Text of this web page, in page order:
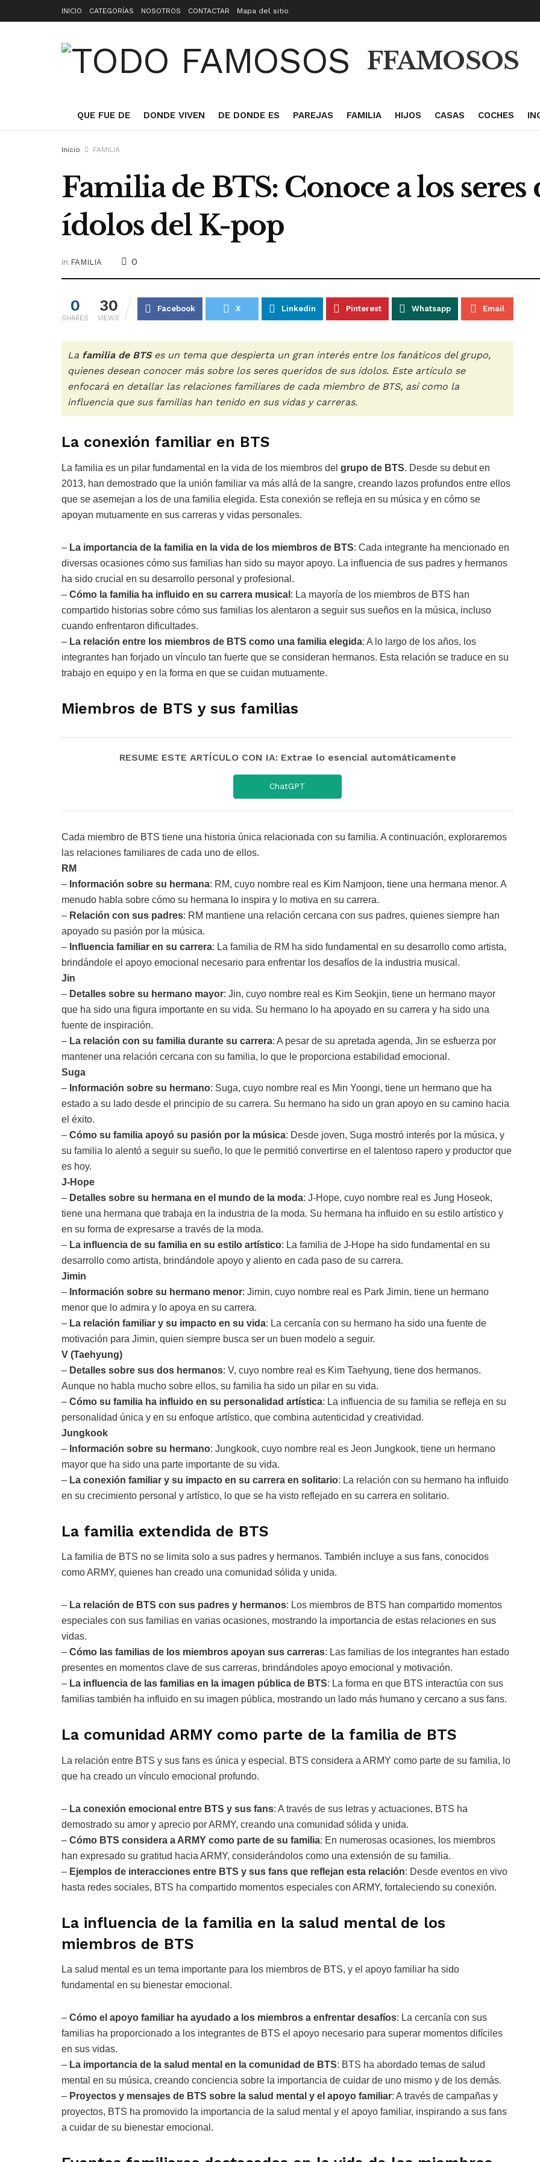
INICIO CATEGORÍAS NOSOTROS CONTACTAR Mapa del sitio
FFAMOSOS
QUE FUE DE DONDE VIVEN DE DONDE ES PAREJAS FAMILIA HIJOS CASAS COCHES
Inicio FAMILIA
Familia de BTS: Conoce a los
ídolos del K-pop
in FAMILIA 0
0
SHARES
30
VIEWS
Facebook X Linkedin Pinterest Whatsapp Email
La familia de BTSes un tema que despierta un gran interés entre los fanáticos del grupo,
quienes desean conocer más sobre los seres queridos de sus ídolos. Este artículo se
enfocará en detallar las relaciones familiares de cada miembro de BTS, así como la
influencia que sus familias han tenido en sus vidas y carreras.
La conexión familiar en BTS
La familia es un pilar fundamental en la vida de los miembros del grupo de BTS. Desde su debut en
2013, han demostrado que la unión familiar va más allá de la sangre, creando lazos profundos entre ellos
que se asemejan a los de una familia elegida. Esta conexión se refleja en su música y en cómo se
apoyan mutuamente en sus carreras y vidas personales.
– La importancia de la familia en la vida de los miembros de BTS: Cada integrante ha mencionado en
diversas ocasiones cómo sus familias han sido su mayor apoyo. La influencia de sus padres y hermanos
ha sido crucial en su desarrollo personal y profesional.
– Cómo la familia ha influido en su carrera musical : La mayoría de los miembros de BTS han
compartido historias sobre cómo sus familias los alentaron a seguir sus sueños en la música, incluso
cuando enfrentaron dificultades.
– La relación entre los miembros de BTS como una familia elegida: A lo largo de los años, los
integrantes han forjado un vínculo tan fuerte que se consideran hermanos. Esta relación se traduce en su
trabajo en equipo y en la forma en que se cuidan mutuamente.
Miembros de BTS y sus familias
RESUME ESTE ARTÍCULO CON IA: Extrae lo esencial automáticamente
ChatGPT
Cada miembro de BTS tiene una historia única relacionada con su familia. A continuación, exploraremos
las relaciones familiares de cada uno de ellos.
RM
– Información sobre su hermana: RM, cuyo nombre real es Kim Namjoon, tiene una hermana menor. A
menudo habla sobre cómo su hermana lo inspira y lo motiva en su carrera.
– Relación con sus padres: RM mantiene una relación cercana con sus padres, quienes siempre han
apoyado su pasión por la música.
– Influencia familiar en su carrera: La familia de RM ha sido fundamental en su desarrollo como artista,
brindándole el apoyo emocional necesario para enfrentar los desafíos de la industria musical.
Jin
– Detalles sobre su hermano mayor: Jin, cuyo nombre real es Kim Seokjin, tiene un hermano mayor
que ha sido una figura importante en su vida. Su hermano lo ha apoyado en su carrera y ha sido una
fuente de inspiración.
– La relación con su familia durante su carrera: A pesar de su apretada agenda, Jin se esfuerza por
mantener una relación cercana con su familia, lo que le proporciona estabilidad emocional.
Suga
– Información sobre su hermano: Suga, cuyo nombre real es Min Yoongi, tiene un hermano que ha
estado a su lado desde el principio de su carrera. Su hermano ha sido un gran apoyo en su camino hacia
el éxito.
– Cómo su familia apoyó su pasión por la música: Desde joven, Suga mostró interés por la música, y
su familia lo alentó a seguir su sueño, lo que le permitió convertirse en el talentoso rapero y productor que
es hoy.
J-Hope
– Detalles sobre su hermana en el mundo de la moda: J-Hope, cuyo nombre real es Jung Hoseok,
tiene una hermana que trabaja en la industria de la moda. Su hermana ha influido en su estilo artístico y
en su forma de expresarse a través de la moda.
– La influencia de su familia en su estilo artístico: La familia de J-Hope ha sido fundamental en su
desarrollo como artista, brindándole apoyo y aliento en cada paso de su carrera.
Jimin
– Información sobre su hermano menor: Jimin, cuyo nombre real es Park Jimin, tiene un hermano
menor que lo admira y lo apoya en su carrera.
– La relación familiar y su impacto en su vida: La cercanía con su hermano ha sido una fuente de
motivación para Jimin, quien siempre busca ser un buen modelo a seguir.
V (Taehyung)
– Detalles sobre sus dos hermanos: V, cuyo nombre real es Kim Taehyung, tiene dos hermanos.
Aunque no habla mucho sobre ellos, su familia ha sido un pilar en su vida.
– Cómo su familia ha influido en su personalidad artística: La influencia de su familia se refleja en su
personalidad única y en su enfoque artístico, que combina autenticidad y creatividad.
Jungkook
– Información sobre su hermano: Jungkook, cuyo nombre real es Jeon Jungkook, tiene un hermano
mayor que ha sido una parte importante de su vida.
– La conexión familiar y su impacto en su carrera en solitario: La relación con su hermano ha influido
en su crecimiento personal y artístico, lo que se ha visto reflejado en su carrera en solitario.
La familia extendida de BTS
La familia de BTS no se limita solo a sus padres y hermanos. También incluye a sus fans, conocidos
como ARMY, quienes han creado una comunidad sólida y unida.
– La relación de BTS con sus padres y hermanos: Los miembros de BTS han compartido momentos
especiales con sus familias en varias ocasiones, mostrando la importancia de estas relaciones en sus
vidas.
– Cómo las familias de los miembros apoyan sus carreras: Las familias de los integrantes han estado
presentes en momentos clave de sus carreras, brindándoles apoyo emocional y motivación.
– La influencia de las familias en la imagen pública de BTS: La forma en que BTS interactúa con sus
familias también ha influido en su imagen pública, mostrando un lado más humano y cercano a sus fans.
La comunidad ARMY como parte de la familia de BTS
La relación entre BTS y sus fans es única y especial. BTS considera a ARMY como parte de su familia, lo
que ha creado un vínculo emocional profundo.
– La conexión emocional entre BTS y sus fans: A través de sus letras y actuaciones, BTS ha
demostrado su amor y aprecio por ARMY, creando una comunidad sólida y unida.
– Cómo BTS considera a ARMY como parte de su familia: En numerosas ocasiones, los miembros
han expresado su gratitud hacia ARMY, considerándolos como una extensión de su familia.
– Ejemplos de interacciones entre BTS y sus fans que reflejan esta relación: Desde eventos en vivo
hasta redes sociales, BTS ha compartido momentos especiales con ARMY, fortaleciendo su conexión.
La influencia de la familia en la salud mental de los
miembros de BTS
La salud mental es un tema importante para los miembros de BTS, y el apoyo familiar ha sido
fundamental en su bienestar emocional.
– Cómo el apoyo familiar ha ayudado a los miembros a enfrentar desafíos: La cercanía con sus
familias ha proporcionado a los integrantes de BTS el apoyo necesario para superar momentos difíciles
en sus vidas.
– La importancia de la salud mental en la comunidad de BTS: BTS ha abordado temas de salud
mental en su música, creando conciencia sobre la importancia de cuidar de uno mismo y de los demás.
– Proyectos y mensajes de BTS sobre la salud mental y el apoyo familiar: A través de campañas y
proyectos, BTS ha promovido la importancia de la salud mental y el apoyo familiar, inspirando a sus fans
a cuidar de su bienestar emocional.